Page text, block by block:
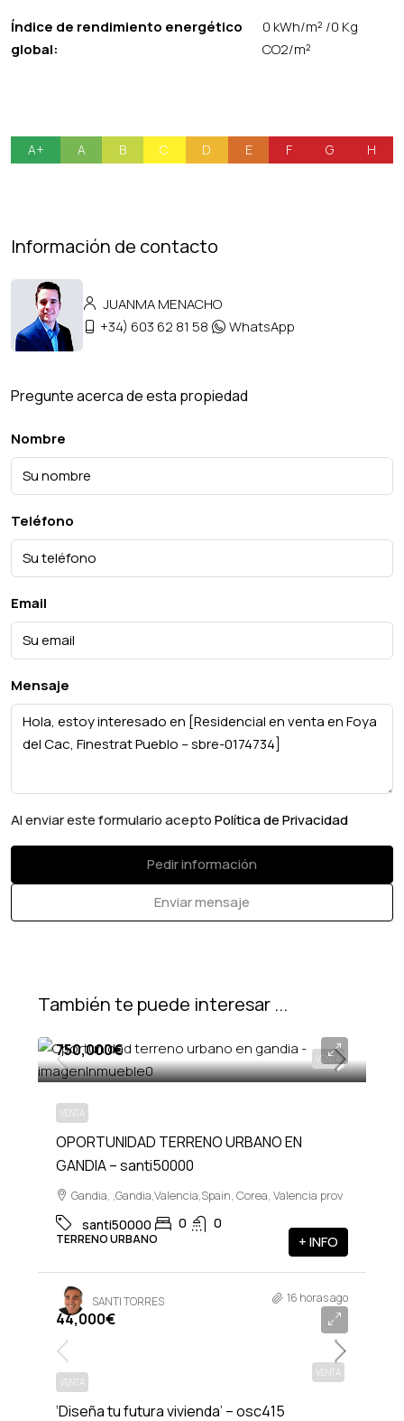
Índice de rendimiento energético
global:
0 kWh/m² /0 Kg
CO2/m²
A+ A B C D E F G H
Información de contacto
JUANMA MENACHO
+34) 603 62 81 58
WhatsApp
Pregunte acerca de esta propiedad
Nombre
Teléfono
Email
Mensaje
Al enviar este formulario aceptoPolítica de Privacidad
Pedir información
Enviar mensaje
También te puede interesar ...
VENTA
750,000€
VENTA
OPORTUNIDAD TERRENO URBANO EN
GANDIA – santi50000
Gandia, ,Gandia,Valencia,Spain, Corea, Valencia prov
santi50000 0 0
TERRENO URBANO + INFO
SANTI TORRES 16 horas ago
VENTA
44,000€
VENTA
‘Diseña tu futura vivienda’ – osc415